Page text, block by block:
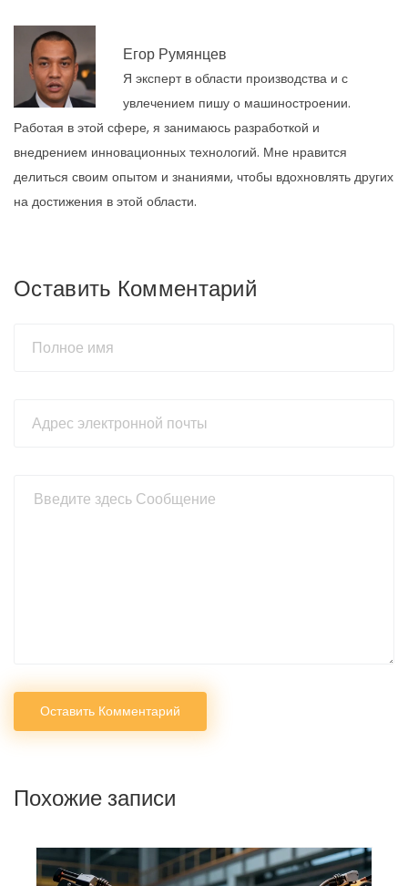
Егор Румянцев
Я эксперт в области производства и с
увлечением пишу о машиностроении.
Работая в этой сфере, я занимаюсь разработкой и
внедрением инновационных технологий. Мне нравится
делиться своим опытом и знаниями, чтобы вдохновлять других
на достижения в этой области.
Оставить Комментарий
Оставить Комментарий
Похожие записи